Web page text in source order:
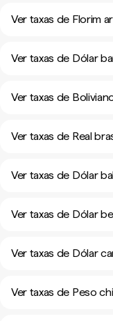
Ver taxas de Florim
Ver taxas de Dólar
Ver taxas de
Ver taxas de Real
Ver taxas de Dólar
Ver taxas de Dólar
Ver taxas de Dólar
Ver taxas de Peso